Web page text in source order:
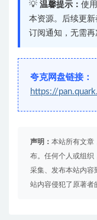
💡 温馨提示： 使
本资源。后续更
订阅通知，无需再
夸克网盘链接：
https://
声明： 本站所有文章
布。任何个人或组织
采集、发布本站内容
站内容侵犯了原著者